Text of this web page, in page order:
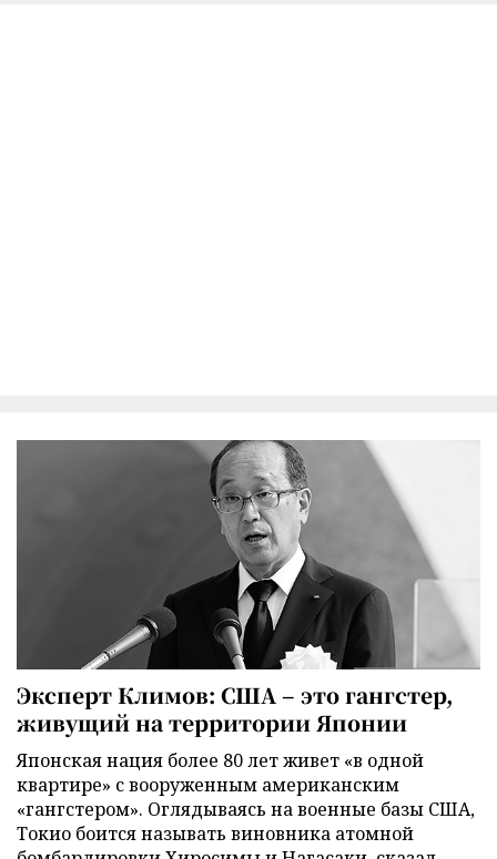
Эксперт Климов: США – это гангстер,
живущий на территории Японии
Японская нация более 80 лет живет «в одной
квартире» с вооруженным американским
«гангстером». Оглядываясь на военные базы США,
Токио боится называть виновника атомной